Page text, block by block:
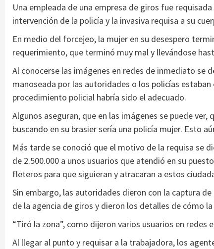
Una empleada de una empresa de giros fue
intervención de la policía y la invasiva requisa a su
En medio del forcejeo, la mujer en su desespero
requerimiento, que terminó muy mal y llevándose
Al conocerse las imágenes en redes de inmediato se
manoseada por las autoridades o los policías
procedimiento policial habría sido el adecuado.
Algunos aseguran, que en las imágenes se puede
buscando en su brasier sería una policía mujer. Esto
Más tarde se conoció que el motivo de la requisa se
de 2.500.000 a unos usuarios que atendió en su
fleteros para que siguieran y atracaran a estos
Sin embargo, las autoridades dieron con la captura
de la agencia de giros y dieron los detalles de cómo
“Tiró la zona”, como dijeron varios usuarios en redes
Al llegar al punto y requisar a la trabajadora, los